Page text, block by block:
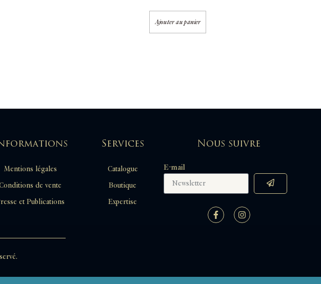
Ajouter au panier
Mentions légales
de vente
et Publications
Services
Catalogue
Boutique
Expertise
Nous suivre
E-mail